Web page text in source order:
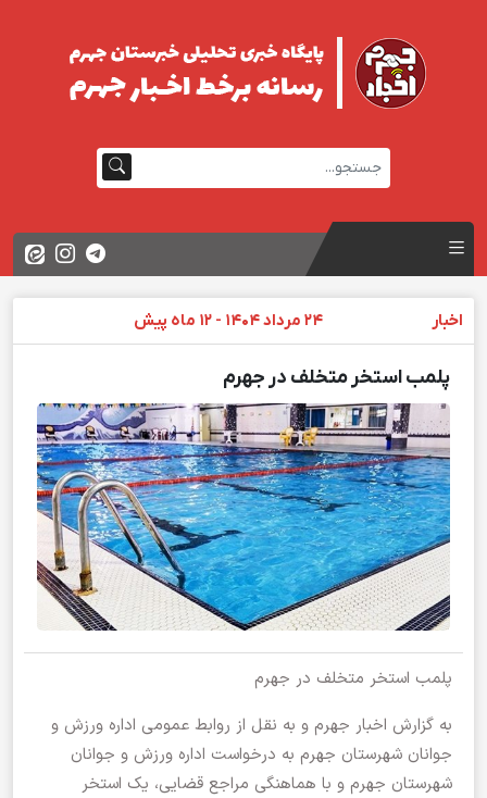
اخبار 24 مرداد 1404 - 12 ماه پیش
پلمب استخر متخلف در جهرم
پلمب استخر متخلف در جهرم
به گزارش اخبار جهرم و به نقل از روابط عمومی اداره ورزش و
جوانان شهرستان جهرم به درخواست اداره ورزش و جوانان
شهرستان جهرم و با هماهنگی مراجع قضایی، یک استخر